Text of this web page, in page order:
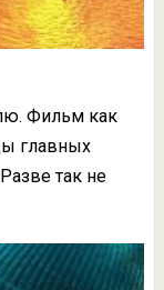
Фильм как
главных
так не